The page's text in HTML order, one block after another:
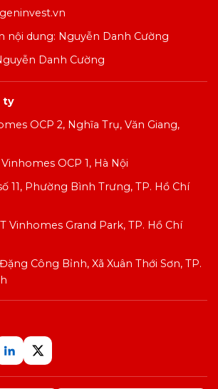
nội dung: Nguyễn Danh Cường
Danh Cường
ty
OCP 2, Nghĩa Trụ, Văn Giang,
OCP 1, Hà Nội
11, Phường Bình Trưng, TP. Hồ Chí
Vinhomes Grand Park, TP. Hồ Chí
Công Bỉnh, Xã Xuân Thới Sơn, TP.